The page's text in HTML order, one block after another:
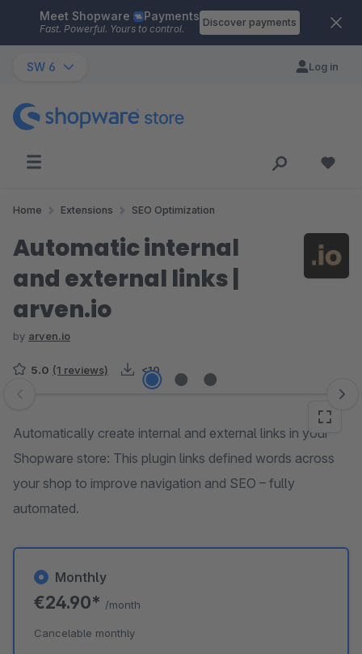
Skip to main content
Meet Shopware Payments
Fast. Powerful. Yours to control.
Discover payments
SW 6 Log in
Home Extensions SEO Optimization
Automatic internal
and external links |
arven.io
by arven.io
5.0 (1 reviews) <10
Skip image gallery
Automatically create internal and external links in your
Shopware store: This plugin links defined words across
your shop to improve navigation and SEO – fully
automated.
Monthly
€24.90* /month
Cancelable monthly